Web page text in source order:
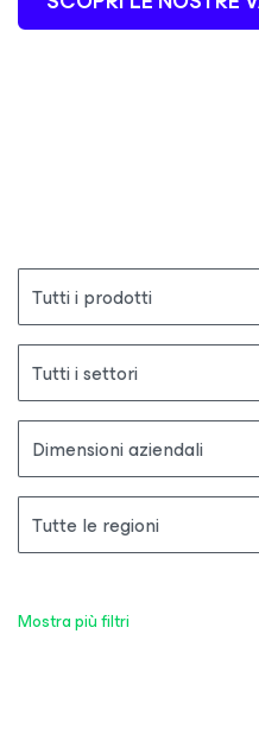
Tutti i prodotti
Tutti i settori
Dimensioni aziendali
Tutte le regioni
Mostra più filtri